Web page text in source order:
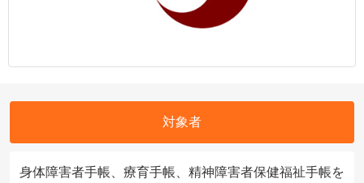
対象者
身体障害者手帳、療育手帳、精神障害者保健福祉手帳を